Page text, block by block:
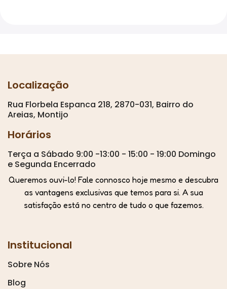
Localização
Rua Florbela Espanca 218, 2870-031, Bairro do
Areias, Montijo
Horários
Terça a Sábado 9:00 -13:00 - 15:00 - 19:00 Domingo
e Segunda Encerrado
Queremos ouvi-lo! Fale connosco hoje mesmo e descubra
as vantagens exclusivas que temos para si. A sua
satisfação está no centro de tudo o que fazemos.
Institucional
Sobre Nós
Blog